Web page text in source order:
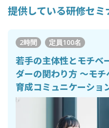
提供している研修セミ
2時間 定員100名
若手の主体性とモチベ
ダーの関わり方 ～モ
育成コミュニケーショ